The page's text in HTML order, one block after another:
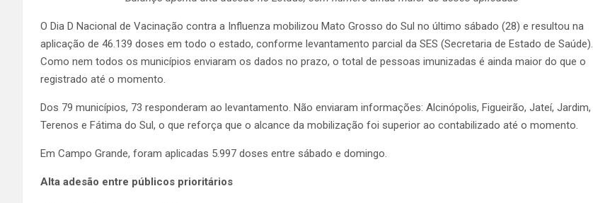
O Dia D Nacional de Vacinação contra a Influenza mobilizou Mato Grosso do Sul no último sábado (28) e resultou na
aplicação de 46.139 doses em todo o estado, conforme levantamento parcial da SES (Secretaria de Estado de Saúde).
Como nem todos os municípios enviaram os dados no prazo, o total de pessoas imunizadas é ainda maior do que o
registrado até o momento.
Dos 79 municípios, 73 responderam ao levantamento. Não enviaram informações: Alcinópolis, Figueirão, Jateí, Jardim,
Terenos e Fátima do Sul, o que reforça que o alcance da mobilização foi superior ao contabilizado até o momento.
Em Campo Grande, foram aplicadas 5.997 doses entre sábado e domingo.
Alta adesão entre públicos prioritários